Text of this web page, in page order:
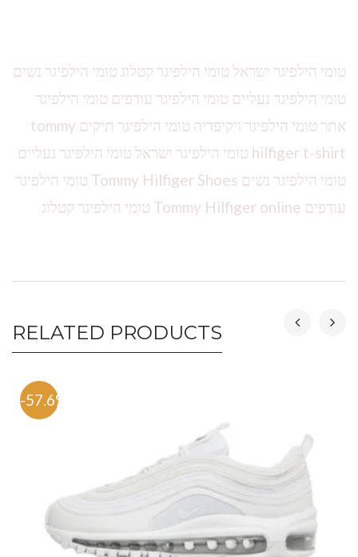
טומי הילפיגר ישראל טומי הילפיגר קטלוג טומי הילפיגר נשים
טומי הילפיגר נעליים טומי הילפיגר עודפים טומי הילפיגר
אתר טומי הילפיגר ויקיפדיה טומי הילפיגר תיקים tommy
hilfiger t-shirt טומי הילפיגר ישראל טומי הילפיגר נעליים
טומי הילפיגר נשים Tommy Hilfiger Shoes טומי הילפיגר
עודפים Tommy Hilfiger online טומי הילפיגר קטלוג
RELATED PRODUCTS
-57.6%